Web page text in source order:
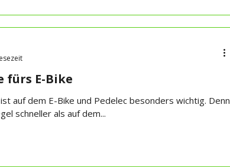
fürs E-Bike
auf dem E-Bike und Pedelec besonders wichtig. Denn
schneller als auf dem...